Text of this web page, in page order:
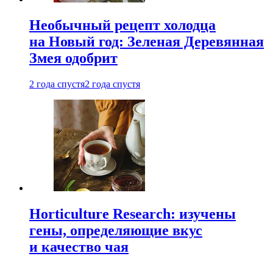
Необычный рецепт холодца
на Новый год: Зеленая Деревянная
Змея одобрит
2 года спустя2 года спустя
Horticulture Research: изучены
гены, определяющие вкус
и качество чая